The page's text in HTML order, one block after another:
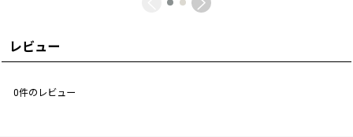
レビュー
0件のレビュー